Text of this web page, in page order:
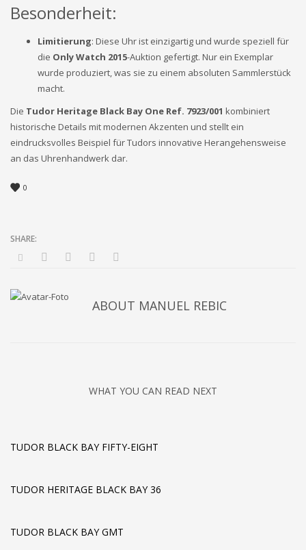
Besonderheit:
Limitierung: Diese Uhr ist einzigartig und wurde speziell für
die Only Watch 2015-Auktion gefertigt. Nur ein Exemplar
wurde produziert, was sie zu einem absoluten Sammlerstück
macht.
Die Tudor Heritage Black Bay One Ref. 7923/001 kombiniert
historische Details mit modernen Akzenten und stellt ein
eindrucksvolles Beispiel für Tudors innovative Herangehensweise
an das Uhrenhandwerk dar.
0
ABOUT MANUEL REBIC
WHAT YOU CAN READ NEXT
TUDOR BLACK BAY FIFTY-EIGHT
TUDOR HERITAGE BLACK BAY 36
TUDOR BLACK BAY GMT